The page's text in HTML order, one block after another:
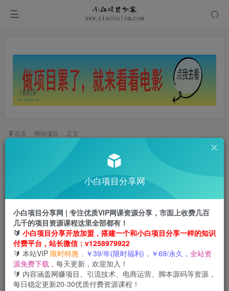
首页 网络项目 正文
全网首发悟空网盘云真机自撸拉新项目玩法单机可
1年前更新
关注
0 960 23
此内容为会员免费，请付费后查看
云币3 限时特惠
云币 99
会员免费 已售 16
小白项目分享网
小白项目分享网 | 专注优质VIP网课资源分享，市面上收费几百
几千的项目资源课程这里全部都有！
🔰 小白项目分享开放加盟，搭建一个和小白项目分享一样的知识
付费平台，站长微信：v1258979922
🔰 本站VIP 限时特惠， ￥39/年(限时福利)，￥69/永久， 全站资
源免费下载， 每天更新，欢迎加入！
🔰 内容涵盖网赚项目、引流技术、电商运营、脚本源码等资源，
每日稳定更新20-30优质付费资源课程！